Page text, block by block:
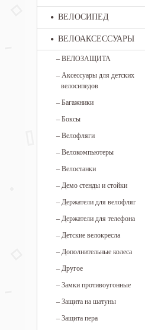
ВЕЛОСИПЕД
ВЕЛОАКСЕССУАРЫ
– ВЕЛОЗАЩИТА
– Аксессуары для детских
велосипедов
– Багажники
– Боксы
– Велофляги
– Велокомпьютеры
– Велостанки
– Демо стенды и стойки
– Держатели для велофляг
– Держатели для телефона
– Детские велокресла
– Дополнительные колеса
– Другое
– Замки противоугонные
– Защита на шатуны
– Защита пера